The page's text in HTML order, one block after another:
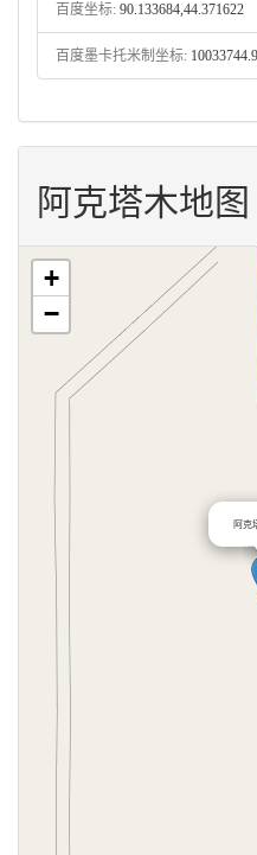
百度坐标: 90.133684,44.371622
百度墨卡托米制坐标:
阿克塔木地图
阿克
+
−